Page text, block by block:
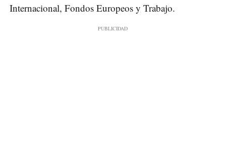
Internacional, Fondos Europeos y Trabajo.